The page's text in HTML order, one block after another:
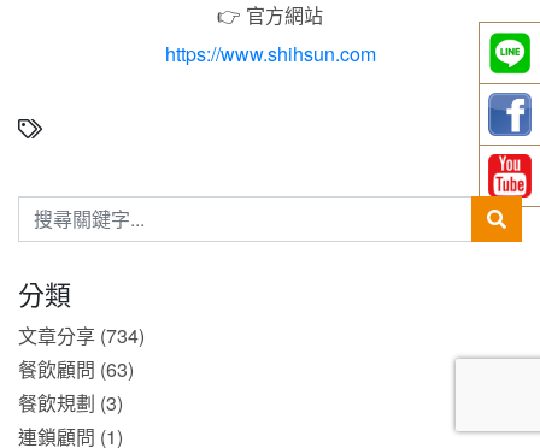
👉 官方網站
https://www.shihsun.com
分類
文章分享 (734)
餐飲顧問 (63)
餐飲規劃 (3)
連鎖顧問 (1)